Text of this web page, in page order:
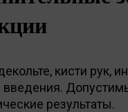
кисти рук,
введения.
результаты.